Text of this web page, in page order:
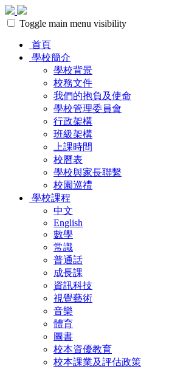
Toggle main menu visibility
首頁
學校簡介
學校背景
校務文件
我們的抱負及使命
學校管理委員會
行政架構
班級架構
上課時間
校曆表
學校與家長聯繫
校園巡禮
學校課程
中文
English
數學
常識
普通話
成長課
資訊科技
視覺藝術
音樂
體育
圖書
校本資優教育
校本課業及評估政策